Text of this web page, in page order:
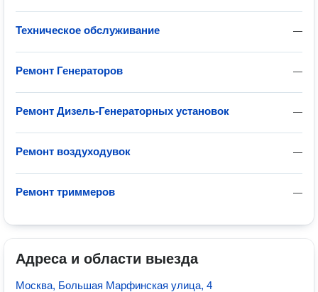
—
Техническое обслуживание
—
Ремонт Генераторов
—
Ремонт Дизель-Генераторных установок
—
Ремонт воздуходувок
—
Ремонт триммеров
Адреса и области выезда
Москва, Большая Марфинская улица, 4